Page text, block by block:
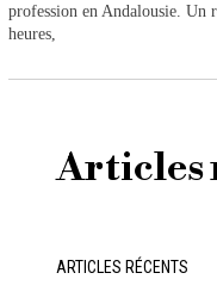
profession en Andalousie. Un
heures,
Articles
ARTICLES RÉCENTS